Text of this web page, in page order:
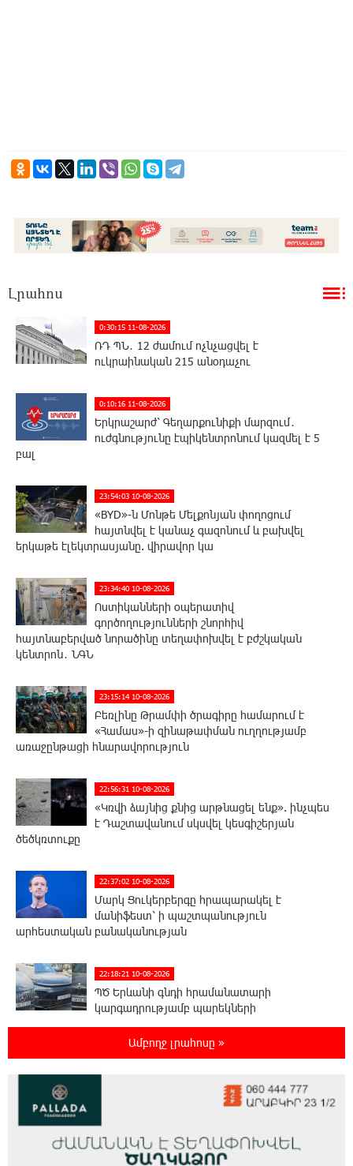
Լրահոս
0:30:15 11-08-2026
ՌԴ ՊՆ․ 12 ժամում ոչնչացվել է
ուկրաինական 215 անօդաչու
0:10:16 11-08-2026
Երկրաշարժ՝ Գեղարքունիքի մարզում․
ուժգնությունը էպիկենտրոնում կազմել է 5
բալ
23:54:03 10-08-2026
«BYD»-ն Մոնթե Մելքոնյան փողոցում
հայտնվել է կանաչ գազոնում և բախվել
երկաթե էլեկտրասյանը. վիրավոր կա
23:34:40 10-08-2026
Ոստիկանների օպերատիվ
գործողությունների շնորհիվ
հայտնաբերված նորածինը տեղափոխվել է բժշկական
կենտրոն․ ՆԳՆ
23:15:14 10-08-2026
Բեռլինը Թրամփի ծրագիրը համարում է
«Համաս»-ի զինաթափման ուղղությամբ
առաջընթացի հնարավորություն
22:56:31 10-08-2026
«Կռվի ձայնից քնից արթնացել ենք». ինչպես
է Դաշտավանում սկսվել կեսգիշերյան
ծեծկռտուքը
22:37:02 10-08-2026
Մարկ Ցուկերբերգը հրապարակել է
մանիֆեստ՝ ի պաշտպանություն
արհեստական բանականության
22:18:21 10-08-2026
ՊԾ Երևանի գնդի հրամանատարի
կարգադրությամբ պարեկների
չնախատեսված ծախսեր «Mercedes»-ի, «BMW»-ի և «Lexus»-
անվտանգության ապագան
Ամբողջ լրահոսը »